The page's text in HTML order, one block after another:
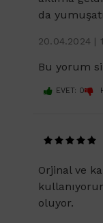
da
20.04.2024 |
Bu yorum
EVET: 0
Orjinal ve
oluyor.